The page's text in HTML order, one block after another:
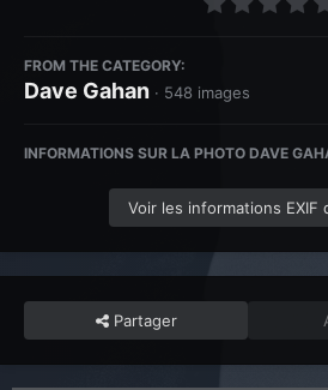
FROM THE CATEGORY:
Dave Gahan · 548 images
INFORMATIONS SUR LA PHOTO DAVE
Voir les informations EXIF
Partager